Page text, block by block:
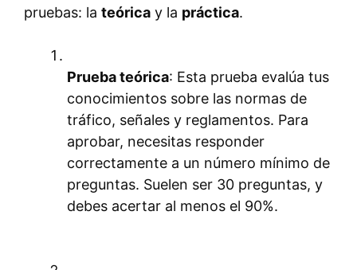
pruebas: la teórica y la práctica.
Prueba teórica: Esta prueba evalúa tus
conocimientos sobre las normas de
tráfico, señales y reglamentos. Para
aprobar, necesitas responder
correctamente a un número mínimo de
preguntas. Suelen ser 30 preguntas, y
debes acertar al menos el 90%.